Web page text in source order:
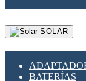
SOLAR
BATERÍAS